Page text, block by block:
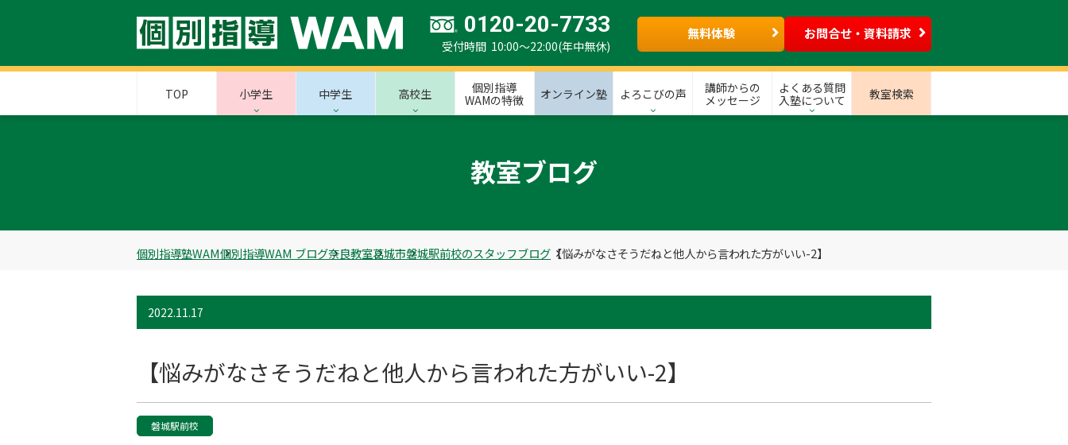
0120-20-7733
受付時間 10:00～22:00(年中無休)
無料体験 お問合せ・資料請求
TOP 小学生 中学生 高校生
個別指導
WAMの特徴
オンライン塾 よろこびの声
講師からの
メッセージ
よくある質問
入塾について
教室検索
教室ブログ
個別指導塾WAM個別指導WAM ブログ奈良教室葛城市磐城駅前校のスタッフブログ 【悩みがなさそうだねと他人から言われた方がいい-2】
2022.11.17
【悩みがなさそうだねと他人から言われた方がいい-2】
磐城駅前校